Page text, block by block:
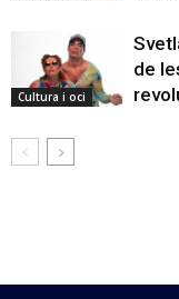
Cultura i oci
de